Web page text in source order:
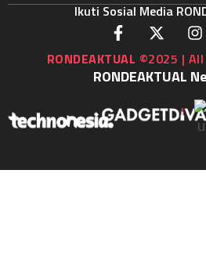
Ikuti Sosial Media
RONDEAKTUAL ©2025 |
RONDEAKTUAL